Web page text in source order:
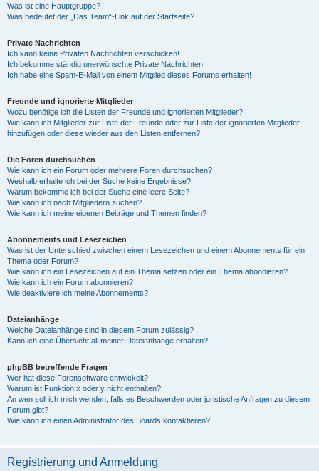
Was ist eine Hauptgruppe?
Was bedeutet der „Das Team“-Link auf der Startseite?
Private Nachrichten
Ich kann keine Privaten Nachrichten verschicken!
Ich bekomme ständig unerwünschte Private Nachrichten!
Ich habe eine Spam-E-Mail von einem Mitglied dieses Forums erhalten!
Freunde und ignorierte Mitglieder
Wozu benötige ich die Listen der Freunde und ignorierten Mitglieder?
Wie kann ich Mitglieder zur Liste der Freunde oder zur Liste der ignorierten Mitglieder
hinzufügen oder diese wieder aus den Listen entfernen?
Die Foren durchsuchen
Wie kann ich ein Forum oder mehrere Foren durchsuchen?
Weshalb erhalte ich bei der Suche keine Ergebnisse?
Warum bekomme ich bei der Suche eine leere Seite?
Wie kann ich nach Mitgliedern suchen?
Wie kann ich meine eigenen Beiträge und Themen finden?
Abonnements und Lesezeichen
Was ist der Unterschied zwischen einem Lesezeichen und einem Abonnements für ein
Thema oder Forum?
Wie kann ich ein Lesezeichen auf ein Thema setzen oder ein Thema abonnieren?
Wie kann ich ein Forum abonnieren?
Wie deaktiviere ich meine Abonnements?
Dateianhänge
Welche Dateianhänge sind in diesem Forum zulässig?
Kann ich eine Übersicht all meiner Dateianhänge erhalten?
phpBB betreffende Fragen
Wer hat diese Forensoftware entwickelt?
Warum ist Funktion x oder y nicht enthalten?
An wen soll ich mich wenden, falls es Beschwerden oder juristische Anfragen zu diesem
Forum gibt?
Wie kann ich einen Administrator des Boards kontaktieren?
Registrierung und Anmeldung